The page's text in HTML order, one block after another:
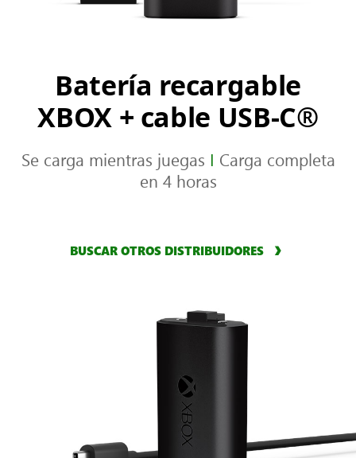
Batería recargable
XBOX + cable USB-C®
Se carga mientras juegas I Carga completa
en 4 horas
BUSCAR OTROS DISTRIBUIDORES